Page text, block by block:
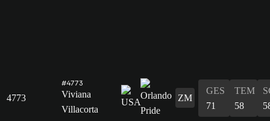
4773
#4773
Viviana
Villacorta
ZM
GES
71
TEM
58